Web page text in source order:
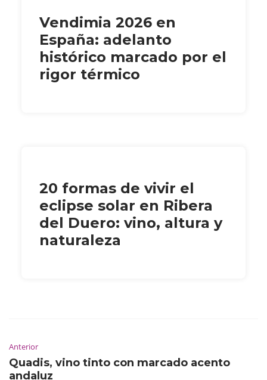
Vendimia 2026 en
España: adelanto
histórico marcado por el
rigor térmico
20 formas de vivir el
eclipse solar en Ribera
del Duero: vino, altura y
naturaleza
Anterior
Quadis, vino tinto con marcado acento
andaluz